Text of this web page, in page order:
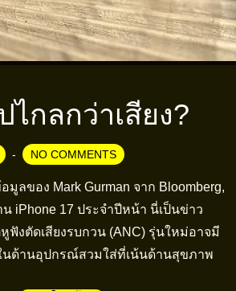
กลกว่าเสียง?
NO COMMENTS
ลของ Mark Gurman จาก Bloomberg,
iPhone 17 ประจำปีหน้า นี่เป็นข่าว
งตัดเสียงรบกวน (ANC) รุ่นใหม่อาจมี
นด้านอุปกรณ์สวมใส่ที่เน้นด้านสุขภาพ